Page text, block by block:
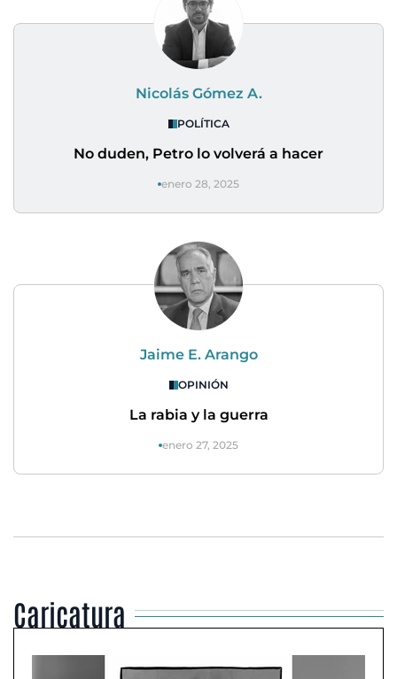
Nicolás Gómez A.
POLÍTICA
No duden, Petro lo volverá a hacer
enero 28, 2025
Jaime E. Arango
OPINIÓN
La rabia y la guerra
enero 27, 2025
Caricatura